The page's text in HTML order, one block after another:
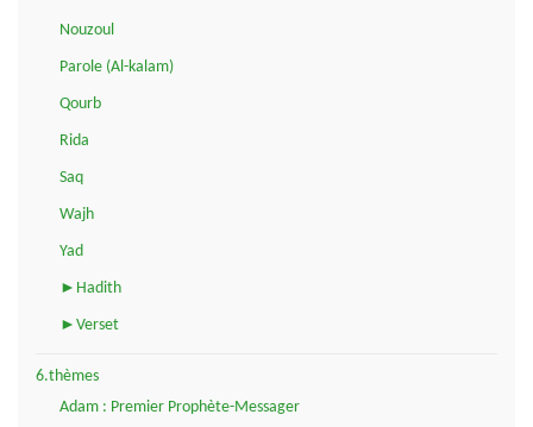
Nouzoul
Parole (Al-kalam)
Qourb
Rida
Saq
Wajh
Yad
►Hadith
►Verset
6.thèmes
Adam : Premier Prophète-Messager